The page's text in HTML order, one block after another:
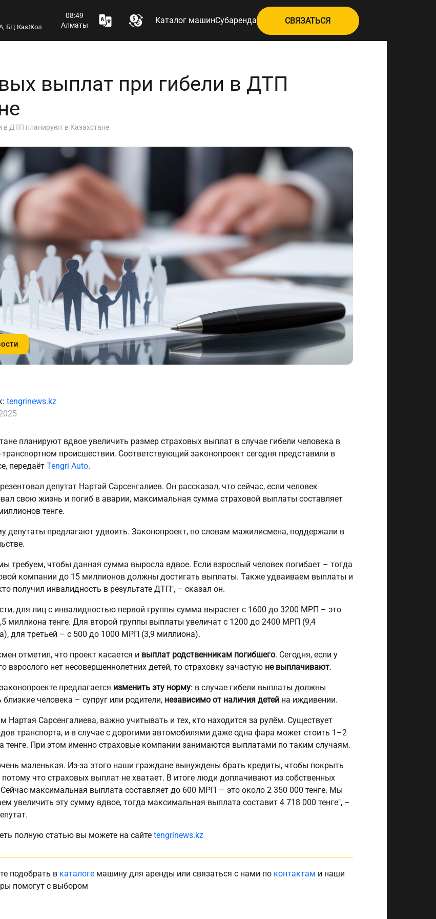
БЦ КазЖол
08:49
Алматы
Каталог машинСубаренда СВЯЗАТЬСЯ
выплат при гибели в ДТП
в ДТП планируют в Казахстане
tengrinews.kz
планируют вдвое увеличить размер страховых выплат в случае гибели человека в
происшествии. Соответствующий законопроект сегодня представили в
передаёт Tengri Auto.
депутат Нартай Сарсенгалиев. Он рассказал, что сейчас, если человек
свою жизнь и погиб в аварии, максимальная сумма страховой выплаты составляет
тенге.
депутаты предлагают удвоить. Законопроект, по словам мажилисмена, поддержали в
требуем, чтобы данная сумма выросла вдвое. Если взрослый человек погибает – тогда
компании до 15 миллионов должны достигать выплаты. Также удваиваем выплаты и
получил инвалидность в результате ДТП", – сказал он.
для лиц с инвалидностью первой группы сумма вырастет с 1600 до 3200 МРП – это
миллиона тенге. Для второй группы выплаты увеличат с 1200 до 2400 МРП (9,4
для третьей – с 500 до 1000 МРП (3,9 миллиона).
отметил, что проект касается и выплат родственникам погибшего. Сегодня, если у
взрослого нет несовершеннолетних детей, то страховку зачастую не выплачивают.
предлагается изменить эту норму: в случае гибели выплаты должны
близкие человека – супруг или родители, независимо от наличия детей на иждивении.
Нартая Сарсенгалиева, важно учитывать и тех, кто находится за рулём. Существует
транспорта, и в случае с дорогими автомобилями даже одна фара может стоить 1–2
тенге. При этом именно страховые компании занимаются выплатами по таким случаям.
маленькая. Из-за этого наши граждане вынуждены брать кредиты, чтобы покрыть
потому что страховых выплат не хватает. В итоге люди доплачивают из собственных
Сейчас максимальная выплата составляет до 600 МРП — это около 2 350 000 тенге. Мы
увеличить эту сумму вдвое, тогда максимальная выплата составит 4 718 000 тенге", –
полную статью вы можете на сайте tengrinews.kz
подобрать в каталоге машину для аренды или связаться с нами по контактам и наши
помогут с выбором